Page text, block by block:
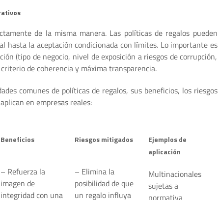
de la misma manera. Las políticas de regalos pueden
hasta la aceptación condicionada con límites. Lo importante es
(tipo de negocio, nivel de exposición a riesgos de corrupción,
de coherencia y máxima transparencia.
comunes de políticas de regalos, sus beneficios, los riesgos
en empresas reales:
Beneficios
– Refuerza la
imagen de
integridad con una
Riesgos mitigados
– Elimina la
posibilidad de que
un regalo influya
Ejemplos de
aplicación
Multinacionales
sujetas a
normativa